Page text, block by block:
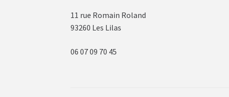
11 rue Romain Roland
93260 Les Lilas
06 07 09 70 45